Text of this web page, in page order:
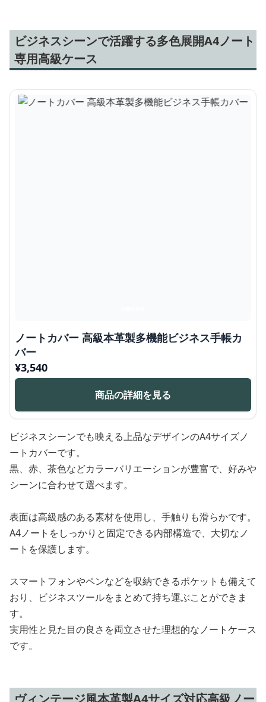
ビジネスシーンで活躍する多色展開A4ノート
専用高級ケース
ノートカバー 高級本革製多機能ビジネス手帳カ
バー
¥3,540
商品の詳細を見る
ビジネスシーンでも映える上品なデザインのA4サイズノ
ートカバーです。
黒、赤、茶色などカラーバリエーションが豊富で、好みや
シーンに合わせて選べます。
表面は高級感のある素材を使用し、手触りも滑らかです。
A4ノートをしっかりと固定できる内部構造で、大切なノ
ートを保護します。
スマートフォンやペンなどを収納できるポケットも備えて
おり、ビジネスツールをまとめて持ち運ぶことができま
す。
実用性と見た目の良さを両立させた理想的なノートケース
です。